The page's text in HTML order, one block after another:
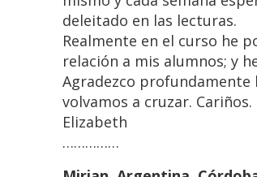
deleitado en las lecturas.
Realmente en el curso he
relación a mis alumnos; y
Agradezco
volvamos a cruzar. Cariños.
Elizabeth
……………